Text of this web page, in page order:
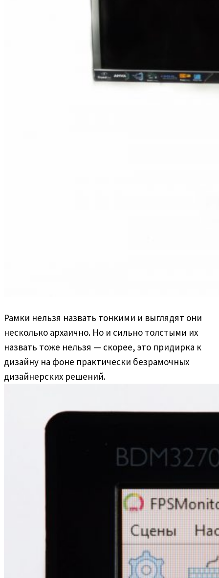
Рамки нельзя назвать тонкими и выглядят они
несколько архаично. Но и сильно толстыми их
назвать тоже нельзя — скорее, это придирка к
дизайну на фоне практически безрамочных
дизайнерских решений.